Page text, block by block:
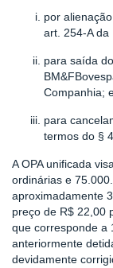
por
art. 254-A da
para saída
Companhia;
para
termos do §
A OPA unificada
ordinárias e
aproximadamente
preço de R$ 22,00
que corresponde a
anteriormente
devidamente